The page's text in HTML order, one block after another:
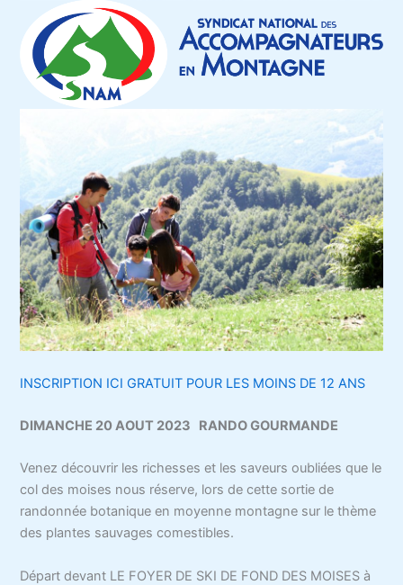
INSCRIPTION ICI GRATUIT POUR LES MOINS DE 12 ANS
DIMANCHE 20 AOUT 2023 RANDO GOURMANDE
Venez découvrir les richesses et les saveurs oubliées que le
col des moises nous réserve, lors de cette sortie de
randonnée botanique en moyenne montagne sur le thème
des plantes sauvages comestibles.
Départ devant LE FOYER DE SKI DE FOND DES MOISES à